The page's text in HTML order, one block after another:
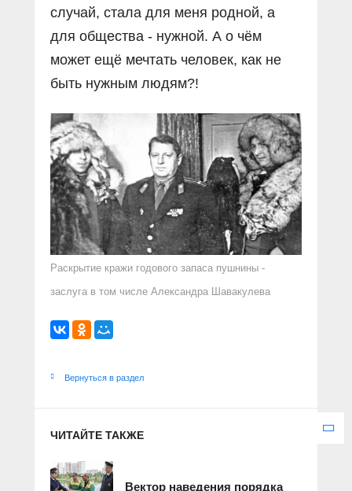
случай, стала для меня родной, а
для общества - нужной. А о чём
может ещё мечтать человек, как не
быть нужным людям?!
Раскрытие кражи годового запаса пушнины -
заслуга в том числе Александра Шавакулева
Вернуться в раздел
ЧИТАЙТЕ ТАКЖЕ
Вектор наведения порядка